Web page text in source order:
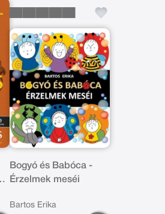
Bogyó és Babóca -
Érzelmek meséi
Bartos Erika